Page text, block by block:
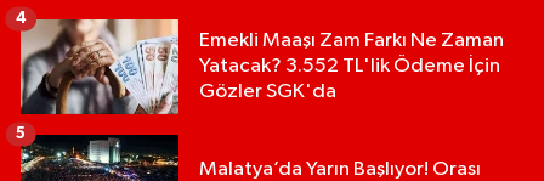
Emekli Maaşı Zam Farkı Ne Zaman
Yatacak? 3.552 TL'lik Ödeme İçin
Gözler SGK'da
4
Malatya’da Yarın Başlıyor! Orası
5